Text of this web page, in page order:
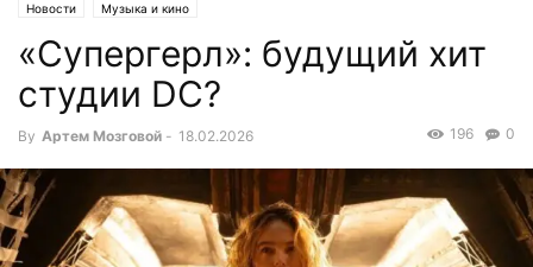
Новости Музыка и кино
«Супергерл»: будущий хит
студии DC?
By Артем Мозговой - 18.02.2026 0
196